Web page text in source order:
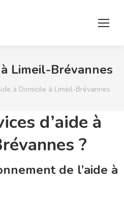
Limeil-Brévannes
à Domicile à Limeil-Brévannes
d’aide à
?
de l’aide à